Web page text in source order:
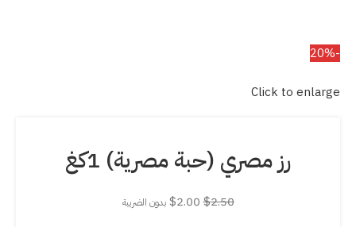
-20%
Click to enlarge
رز مصري (حبة مصرية) 1كغ
$2.50
$2.00 بدون الضريبة